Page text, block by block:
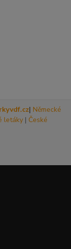
| Německé
letáky | České